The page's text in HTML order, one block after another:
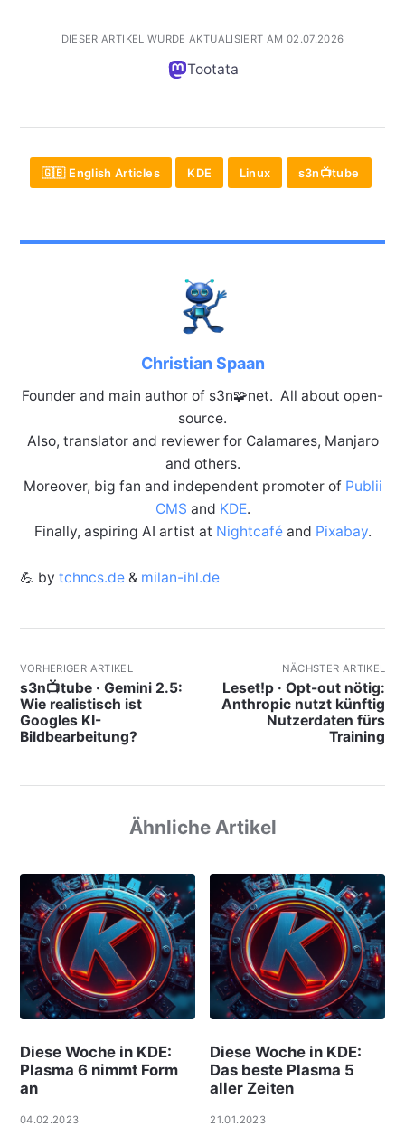
DIESER ARTIKEL WURDE AKTUALISIERT AM 02.07.2026
Tootata
🇬🇧 English Articles KDE Linux s3n📺tube
Christian Spaan
Founder and main author of s3n🧩net. All about open-
source.
Also, translator and reviewer for Calamares, Manjaro
and others.
Moreover, big fan and independent promoter of Publii
CMS and KDE.
Finally, aspiring AI artist at Nightcaféand Pixabay.
💪 by tchncs.de& milan-ihl.de
VORHERIGER ARTIKEL
s3n📺tube · Gemini 2.5:
Wie realistisch ist
Googles KI-
Bildbearbeitung?
NÄCHSTER ARTIKEL
Leset!p · Opt-out nötig:
Anthropic nutzt künftig
Nutzerdaten fürs
Training
Ähnliche Artikel
Diese Woche in KDE:
Plasma 6 nimmt Form
an
04.02.2023
Diese Woche in KDE:
Das beste Plasma 5
aller Zeiten
21.01.2023